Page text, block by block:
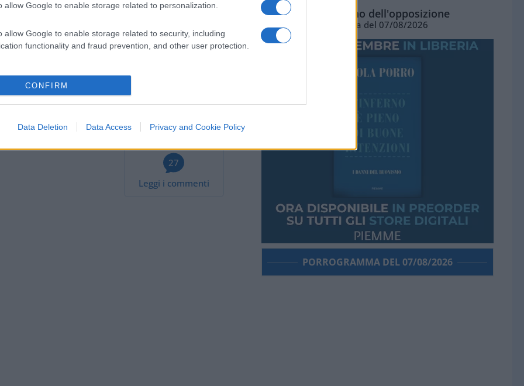
allow Google to enable storage related to personalization.
allow Google to enable storage related to security, including
functionality and fraud prevention, and other user protection.
CONFIRM
Data Deletion Data Access Privacy and Cookie Policy
al voto
27
Leggi i commenti
L'ottimismo dell'opposizione
Vignetta del 07/08/2026
PORROGRAMMA DEL 07/08/2026